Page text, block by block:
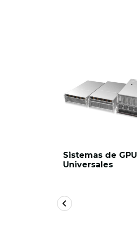
Sistemas de GPU
Universales